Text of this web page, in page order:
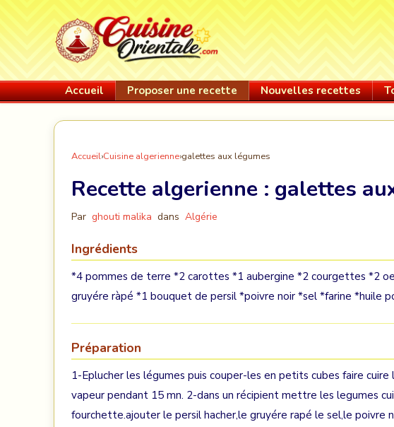
Accueil Proposer une recette Nouvelles recettes
Accueil›Cuisine algerienne›galettes aux légumes
Recette algerienne : galettes
Par ghouti malika dans Algérie
Ingrédients
*4 pommes de terre *2 carottes *1 aubergine *2 courgettes *2
gruyére ràpé *1 bouquet de persil *poivre noir *sel *farine *huile
Préparation
1-Eplucher les légumes puis couper-les en petits cubes faire
vapeur pendant 15 mn. 2-dans un récipient mettre les legumes
fourchette.ajouter le persil hacher,le gruyére rapé le sel,le poivre